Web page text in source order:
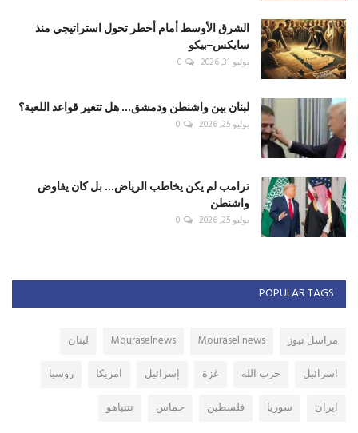
الشرق الأوسط أمام أخطر تحول استراتيجي منذ
سايكس–بيكو
يوليو 31, 2026 0
لبنان بين واشنطن ودمشق... هل تتغير قواعد اللعبة؟
يوليو 25, 2026 0
ترامب لم يكن يخاطب الرياض... بل كان يفاوض
واشنطن
يوليو 25, 2026 0
POPULAR TAGS
مراسل نيوز Mourasel news
Mouraselnews
لبنان
اسرائيل
حزب الله غزة إسرائيل امريكا
روسيا
ايران
سوريا فلسطين حماس نتنياهو